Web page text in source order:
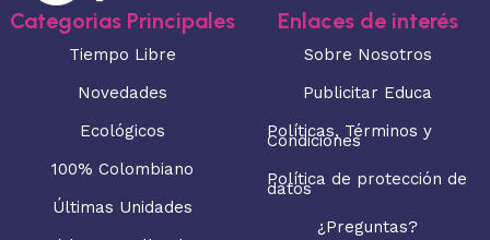
Categorias Principales
Tiempo Libre
Novedades
Ecológicos
100% Colombiano
Últimas Unidades
Enlaces de interés
Sobre Nosotros
Publicitar Educa
Políticas, Términos y
Condiciones
Política de protección de
datos
¿Preguntas?